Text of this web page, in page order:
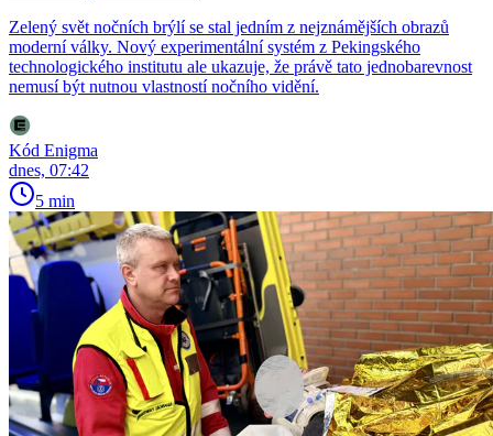
Zelený svět nočních brýlí se stal jedním z nejznámějších obrazů
moderní války. Nový experimentální systém z Pekingského
technologického institutu ale ukazuje, že právě tato jednobarevnost
nemusí být nutnou vlastností nočního vidění.
Kód Enigma
dnes, 07:42
5 min